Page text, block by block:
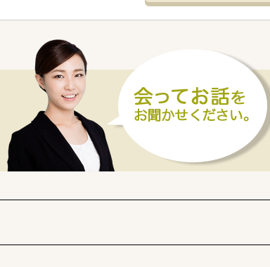
～30代の方が中心となっています。
■電子カルテ導入済み
＜勤務形態＞
■年間休日120日！！日曜＋1日毎週必ず休めます。病
＜業務内容＞
■調剤業務（外来は院外処方です）
■病棟業務、服薬指導、
注射剤調整業務（安全キャビネット、クリーンベンチ
■ICT、二次骨折予防継続管理
■周術期管理、術後疼痛管理（PONY管理含む）